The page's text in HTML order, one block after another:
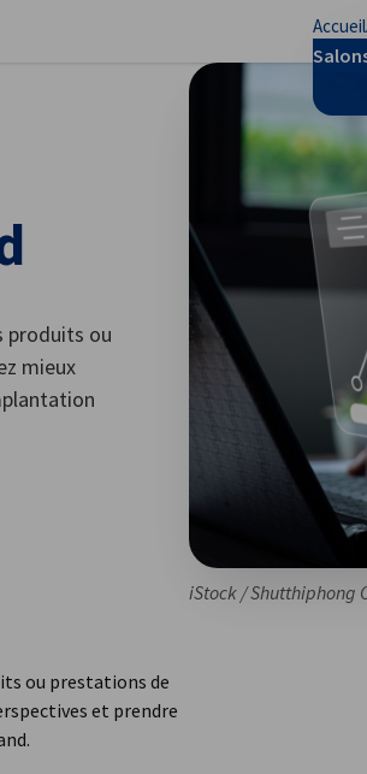
Accueil
produits ou
mieux
iStock / Shutthiphong
ou prestations de
et prendre